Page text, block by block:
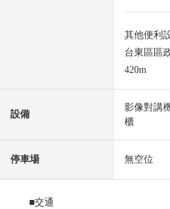
其他便利
台東區區
420m
設備
影像對講
櫃
停車場 無空位
■交通